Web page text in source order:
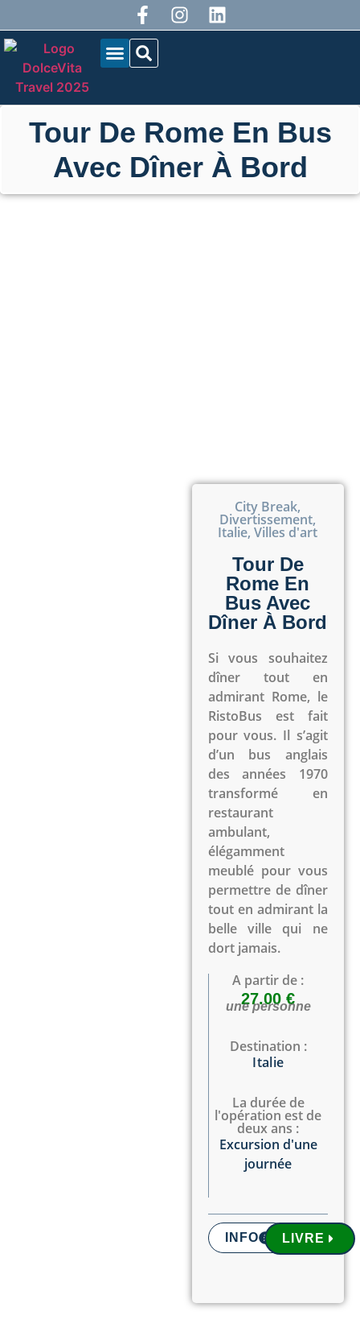
Tour De Rome En Bus
Avec Dîner À Bord
City Break,
Divertissement,
Italie,Villes d'art
Tour De
Rome En
Bus Avec
Dîner À Bord
Si vous souhaitez
dîner tout en
admirant Rome, le
RistoBus est fait
pour vous. Il s’agit
d’un bus anglais
des années 1970
transformé en
restaurant
ambulant,
élégamment
meublé pour vous
permettre de dîner
tout en admirant la
belle ville qui ne
dort jamais.
A partir de :
27.00 €
une personne
Destination :
Italie
La durée de
l'opération est de
deux ans :
Excursion d'une
journée
INFO LIVRE